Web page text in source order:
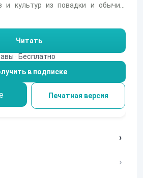
и культур из повадки и обычия.
большое количество историй.
Читать
· Бесплатно
в подписке
Печатная версия